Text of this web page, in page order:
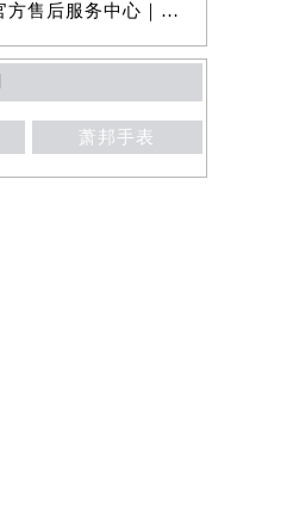
10、天津萧邦官方售后服务中心｜全新维修地址及客服热线权威信息公示（20
萧邦手表